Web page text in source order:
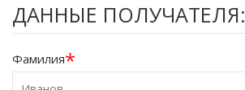
ДАННЫЕ ПОЛУЧАТЕЛЯ:
Фамилия*